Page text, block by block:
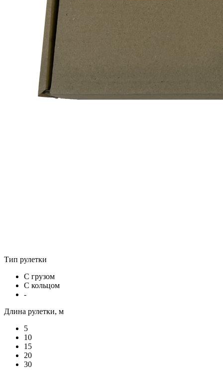
Тип рулетки
С грузом
С кольцом
-
Длина рулетки, м
5
10
15
20
30